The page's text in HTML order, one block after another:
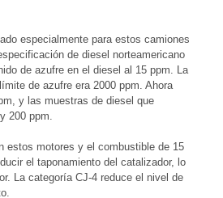
especialmente para estos camiones
de diesel norteamericano
de azufre en el diesel al 15 ppm. La
de azufre era 2000 ppm. Ahora
y las muestras de diesel que
200 ppm.
estos motores y el combustible de 15
el taponamiento del catalizador, lo
La categoría CJ-4 reduce el nivel de